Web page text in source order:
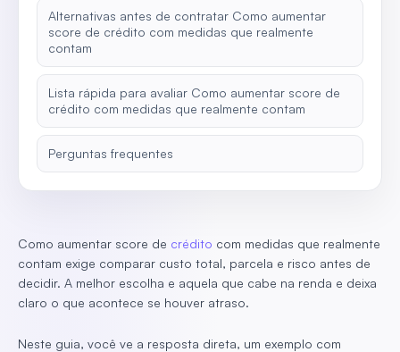
Alternativas antes de contratar Como aumentar
score de crédito com medidas que realmente
contam
Lista rápida para avaliar Como aumentar score de
crédito com medidas que realmente contam
Perguntas frequentes
Como aumentar score de crédito com medidas que realmente
contam exige comparar custo total, parcela e risco antes de
decidir. A melhor escolha e aquela que cabe na renda e deixa
claro o que acontece se houver atraso.
Neste guia, você ve a resposta direta, um exemplo com